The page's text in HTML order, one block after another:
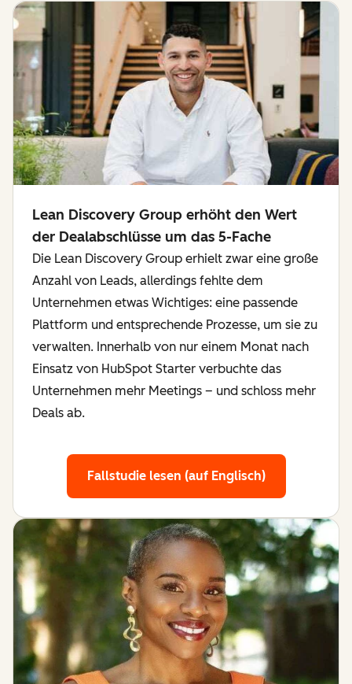
Lean Discovery Group erhöht den Wert
der Dealabschlüsse um das 5-Fache
Die Lean Discovery Group erhielt zwar eine große
Anzahl von Leads, allerdings fehlte dem
Unternehmen etwas Wichtiges: eine passende
Plattform und entsprechende Prozesse, um sie zu
verwalten. Innerhalb von nur einem Monat nach
Einsatz von HubSpot Starter verbuchte das
Unternehmen mehr Meetings – und schloss mehr
Deals ab.
Fallstudie lesen (auf Englisch)